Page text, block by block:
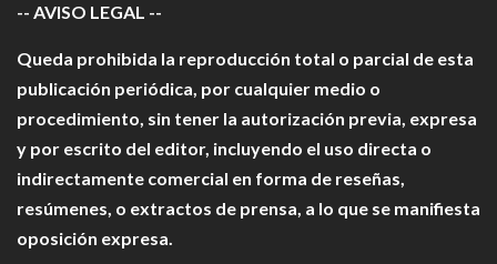
-- AVISO LEGAL --
Queda prohibida la reproducción total o parcial de esta
publicación periódica, por cualquier medio o
procedimiento, sin tener la autorización previa, expresa
y por escrito del editor, incluyendo el uso directa o
indirectamente comercial en forma de reseñas,
resúmenes, o extractos de prensa, a lo que se manifiesta
oposición expresa.